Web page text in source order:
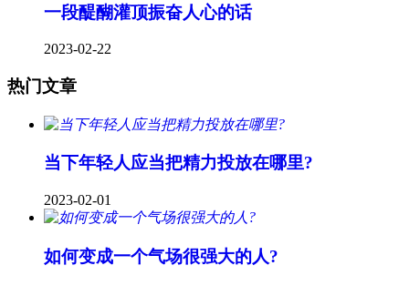
一段醍醐灌顶振奋人心的话
2023-02-22
热门文章
当下年轻人应当把精力投放在哪里?
2023-02-01
如何变成一个气场很强大的人?